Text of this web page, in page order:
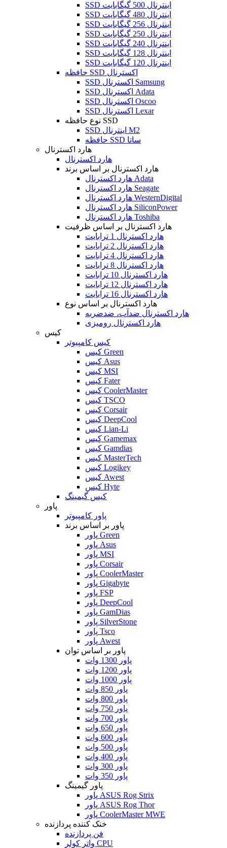
SSD اینترنال 500 گیگابایت
SSD اینترنال 480 گیگابایت
SSD اینترنال 256 گیگابایت
SSD اینترنال 250 گیگابایت
SSD اینترنال 240 گیگابایت
SSD اینترنال 128 گیگابایت
SSD اینترنال 120 گیگابایت
حافظه SSD اکسترنال
SSD اکسترنال Samsung
SSD اکسترنال Adata
SSD اکسترنال Oscoo
SSD اکسترنال Lexar
نوع حافظه SSD
SSD اینترنال M2
حافظه SSD ساتا
هارد اکسترنال
هارد اکسترنال
هارد اکسترنال بر اساس برند
هارد اکسترنال Adata
هارد اکسترنال Seagate
هارد اکسترنال WesternDigital
هارد اکسترنال SiliconPower
هارد اکسترنال Toshiba
هارد اکسترنال بر اساس ظرفیت
هارد اکسترنال 1 ترابایت
هارد اکسترنال 2 ترابایت
هارد اکسترنال 4 ترابایت
هارد اکسترنال 8 ترابایت
هارد اکسترنال 10 ترابایت
هارد اکسترنال 12 ترابایت
هارد اکسترنال 16 ترابایت
هارد اکسترنال بر اساس نوع
هارد اکسترنال ضدآب، ضدضربه
هارد اکسترنال رومیزی
کیس
کیس کامپیوتر
کیس Green
کیس Asus
کیس MSI
کیس Fater
کیس CoolerMaster
کیس TSCO
کیس Corsair
کیس DeepCool
کیس Lian-Li
کیس Gamemax
کیس Gamdias
کیس MasterTech
کیس Logikey
کیس Awest
کیس Hyte
کیس گیمینگ
پاور
پاور کامپیوتر
پاور بر اساس برند
پاور Green
پاور Asus
پاور MSI
پاور Corsair
پاور CoolerMaster
پاور Gigabyte
پاور FSP
پاور DeepCool
پاور GamDias
پاور SilverStone
پاور Tsco
پاور Awest
پاور بر اساس توان
پاور 1300 وات
پاور 1200 وات
پاور 1000 وات
پاور 850 وات
پاور 800 وات
پاور 750 وات
پاور 700 وات
پاور 650 وات
پاور 600 وات
پاور 500 وات
پاور 400 وات
پاور 300 وات
پاور 350 وات
پاور گیمینگ
پاور ASUS Rog Strix
پاور ASUS Rog Thor
پاور CoolerMaster MWE
خنک کننده پردازنده
فن پردازنده
واتر کولر CPU